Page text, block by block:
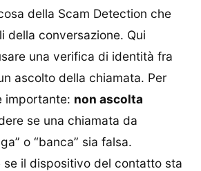
della Scam Detection che
della conversazione. Qui
una verifica di identità fra
ascolto della chiamata. Per
importante: non ascolta
se una chiamata da
o “banca” sia falsa.
se il dispositivo del contatto sta